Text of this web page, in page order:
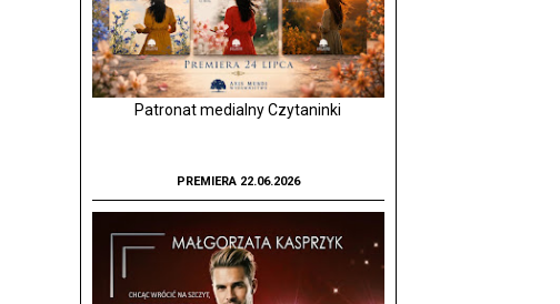
Patronat medialny Czytaninki
PREMIERA 22.06.2026